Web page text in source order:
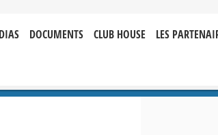
DOCUMENTS CLUB HOUSE LES